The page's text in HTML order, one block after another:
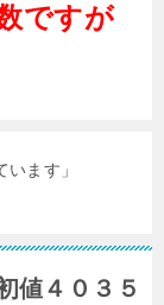
ですが
ます」
値４０３５